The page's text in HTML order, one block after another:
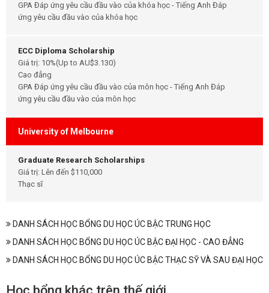
GPA Đáp ứng yêu cầu đầu vào của khóa học - Tiếng Anh Đáp
ứng yêu cầu đầu vào của khóa học
ECC Diploma Scholarship
Giá trị: 10%(Up to AU$3.130)
Cao đẳng
GPA Đáp ứng yêu cầu đầu vào của môn học - Tiếng Anh Đáp
ứng yêu cầu đầu vào của môn học
University of Melbourne
Graduate Research Scholarships
Giá trị: Lên đến $110,000
Thạc sĩ
DANH SÁCH HỌC BỔNG DU HỌC ÚC BẬC TRUNG HỌC
DANH SÁCH HỌC BỔNG DU HỌC ÚC BẬC ĐẠI HỌC - CAO ĐẲNG
DANH SÁCH HỌC BỔNG DU HỌC ÚC BẬC THẠC SỸ VÀ SAU ĐẠI HỌC